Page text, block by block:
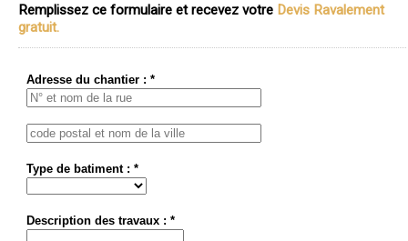
Remplissez ce formulaire et recevez votre Devis Ravalement
gratuit.
Adresse du chantier : *
Type de batiment : *
Description des travaux : *